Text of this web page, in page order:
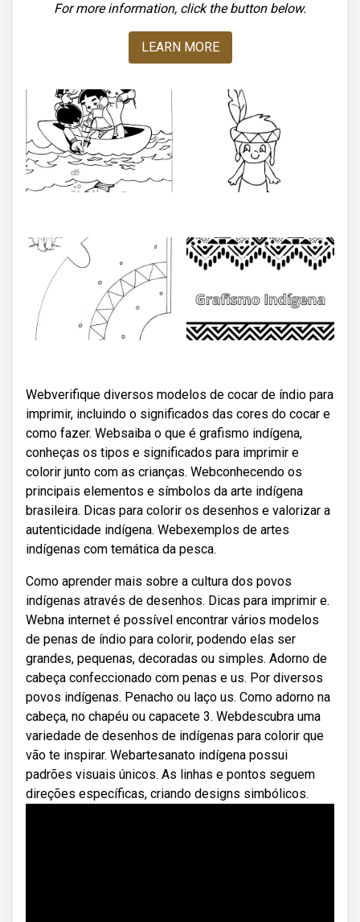
For more information, click the button below.
LEARN MORE
Webverifique diversos modelos de cocar de índio para
imprimir, incluindo o significados das cores do cocar e
como fazer. Websaiba o que é grafismo indígena,
conheças os tipos e significados para imprimir e
colorir junto com as crianças. Webconhecendo os
principais elementos e símbolos da arte indígena
brasileira. Dicas para colorir os desenhos e valorizar a
autenticidade indígena. Webexemplos de artes
indígenas com temática da pesca.
Como aprender mais sobre a cultura dos povos
indígenas através de desenhos. Dicas para imprimir e.
Webna internet é possível encontrar vários modelos
de penas de índio para colorir, podendo elas ser
grandes, pequenas, decoradas ou simples. Adorno de
cabeça confeccionado com penas e us. Por diversos
povos indígenas. Penacho ou laço us. Como adorno na
cabeça, no chapéu ou capacete 3. Webdescubra uma
variedade de desenhos de indígenas para colorir que
vão te inspirar. Webartesanato indígena possui
padrões visuais únicos. As linhas e pontos seguem
direções específicas, criando designs simbólicos.